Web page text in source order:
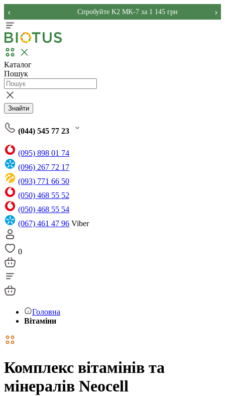
Спробуйте K2 MK-7 за 1 145 грн
‹ ›
Каталог
Пошук
Знайти
(044) 545 77 23
(095) 898 01 74
(096) 267 72 17
(093) 771 66 50
(050) 468 55 52
(050) 468 55 54
(067) 461 47 96 Viber
0
Головна
Вітаміни
Комплекс вітамінів та
мінералів Neocell